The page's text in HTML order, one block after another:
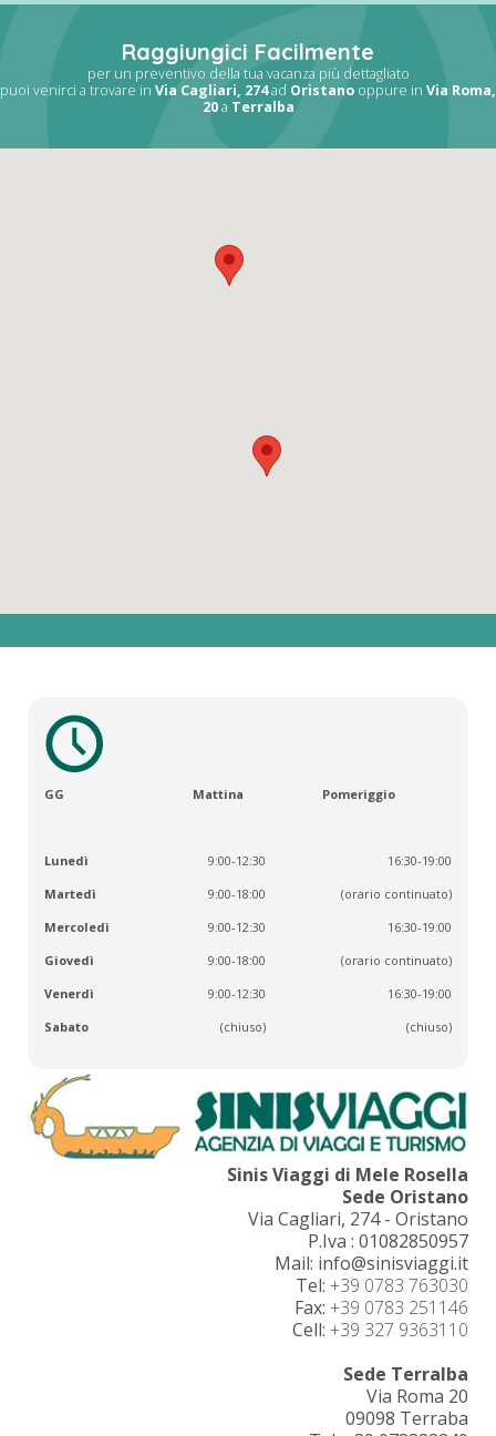
Raggiungici Facilmente
per un preventivo della tua vacanza più dettagliato
puoi venirci a trovare in Via Cagliari, 274ad Oristano oppure in Via Roma,
20a Terralba
GG Mattina Pomeriggio
Lunedì 9:00-12:30
16:30-19:00
Martedì
9:00-18:00
(orario continuato)
Mercoledì
9:00-12:30
16:30-19:00
Giovedì
9:00-18:00
(orario continuato)
Venerdì
9:00-12:30
16:30-19:00
Sabato
(chiuso) (chiuso)
Sinis Viaggi di Mele Rosella
Sede Oristano
Via Cagliari, 274 - Oristano
P.Iva : 01082850957
Mail: info@sinisviaggi.it
Tel:+39 0783 763030
Fax:+39 0783 251146
Cell:+39 327 9363110
Sede Terralba
Via Roma 20
09098 Terraba